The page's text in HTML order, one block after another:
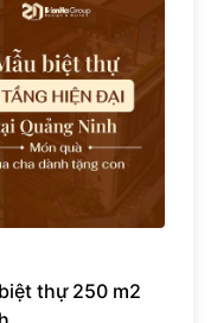
thự 250 m2